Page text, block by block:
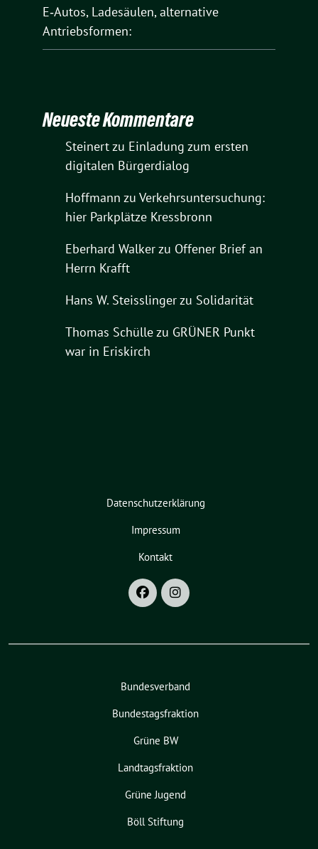
E‑Autos, Ladesäulen, alternative
Antriebsformen:
Neueste Kommentare
Steinertzu Einladung zum ersten
digitalen Bürgerdialog
Hoffmann zu Verkehrsuntersuchung:
hier Parkplätze Kressbronn
Eberhard Walkerzu Offener Brief an
Herrn Krafft
Hans W. Steisslingerzu Solidarität
Thomas Schüllezu GRÜNER Punkt
war in Eriskirch
Datenschutzerklärung
Impressum
Kontakt
Bundesverband
Bundestagsfraktion
Grüne BW
Landtagsfraktion
Grüne Jugend
Böll Stiftung